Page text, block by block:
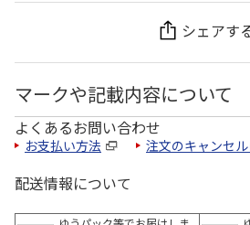
シェアす
マークや記載内容について
よくあるお問い合わせ
お支払い方法 注文のキャンセ
配送情報について